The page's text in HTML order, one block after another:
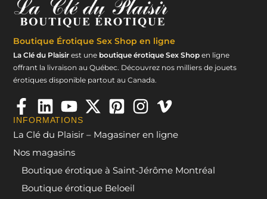
Boutique Érotique Sex Shop en ligne
La Clé du Plaisir est une boutique érotique Sex Shop en ligne
offrant la livraison au Québec. Découvrez nos milliers de jouets
érotiques disponible partout au Canada.
INFORMATIONS
La Clé du Plaisir – Magasiner en ligne
Nos magasins
Boutique érotique à Saint-Jérôme Montréal
Boutique érotique Beloeil